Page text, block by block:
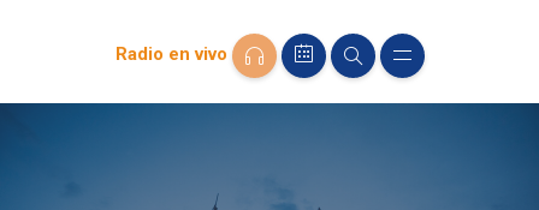
Radio en vivo